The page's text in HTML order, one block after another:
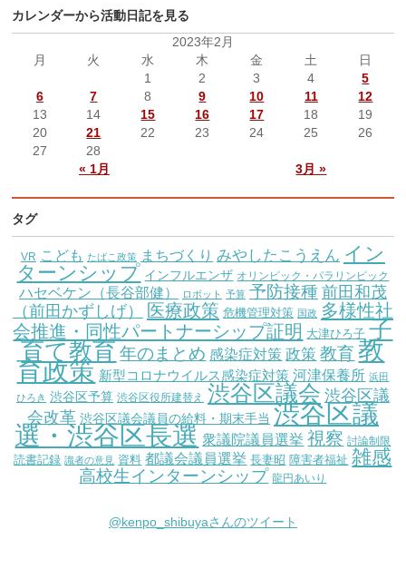
カレンダーから活動日記を見る
2023年2月
月
火 水 木 金 土 日
« 1月 3月 »
1 2 3 4
5
6
7 8 9 10 11
12
13
14 15 16 17 18
19
20
21 22 23 24 25
26
27
28
タグ
VR こども たばこ政策 まちづくり みやしたこうえん イン
ターンシップ インフルエンザ オリンピック・パラリンピック
ハセベケン（長谷部健） ロボット 予算 予防接種 前田和茂
（前田かずしげ）
医療政策 危機管理対策 国政 多様性社
会推進・同性パートナーシップ証明 大津ひろ子 子
育て教育 年のまとめ 感染症対策 政策 教育 教
育政策 新型コロナウイルス感染症対策 河津保養所 浜田
ひろき 渋谷区予算 渋谷区役所建替え 渋谷区議会 渋谷区議
会改革 渋谷区議会議員の給料・期末手当 渋谷区議
選・渋谷区長選 衆議院議員選挙 視察 討論制限
読書記録 識者の意見 資料 都議会議員選挙 長妻昭 障害者福祉 雑感
高校生インターンシップ 龍円あいり
@kenpo_shibuyaさんのツイート